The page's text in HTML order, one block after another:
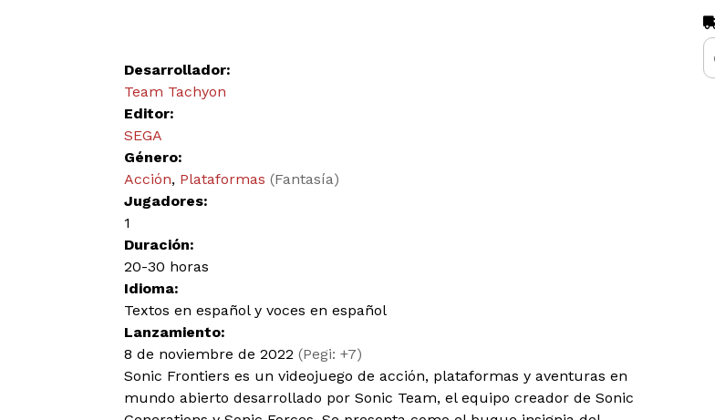
Desarrollador:
Team Tachyon
Editor:
SEGA
Género:
Acción, Plataformas (Fantasía)
Jugadores:
1
Duración:
20-30 horas
Idioma:
Textos en español y voces en español
Lanzamiento:
8 de noviembre de 2022 (Pegi: +7)
Sonic Frontiers es un videojuego de acción, plataformas y aventuras en
mundo abierto desarrollado por Sonic Team, el equipo creador de Sonic